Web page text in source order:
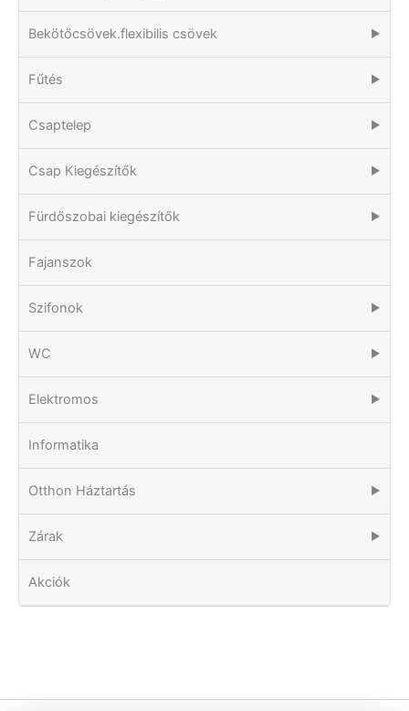
Bekötőcsövek.flexibilis csövek ▶
Fűtés ▶
Csaptelep ▶
Csap Kiegészítők ▶
Fürdőszobai kiegészítők ▶
Fajanszok
Szifonok ▶
WC ▶
Elektromos ▶
Informatika
Otthon Háztartás ▶
Zárak ▶
Akciók